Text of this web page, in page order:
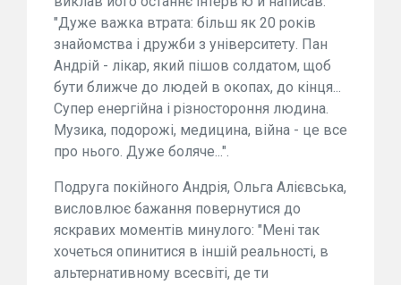
"Дуже важка втрата: більш як 20 років
знайомства і дружби з університету. Пан
Андрій - лікар, який пішов солдатом, щоб
бути ближче до людей в окопах, до кінця...
Супер енергійна і різностороння людина.
Музика, подорожі, медицина, війна - це все
про нього. Дуже боляче...".
Подруга покійного Андрія, Ольга Алієвська,
висловлює бажання повернутися до
яскравих моментів минулого: "Мені так
хочеться опинитися в іншій реальності, в
альтернативному всесвіті, де ти